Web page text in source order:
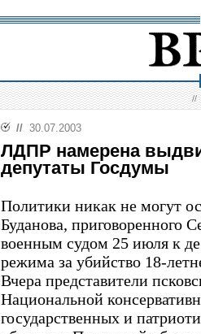
//
// 30.07.2003
ЛДПР намерена
депутаты Госдумы
Политики никак не могут
Буданова, приговоренного
военным судом 25 июля к
режима за убийство 18-
Вчера представители
Национальной
государственных и